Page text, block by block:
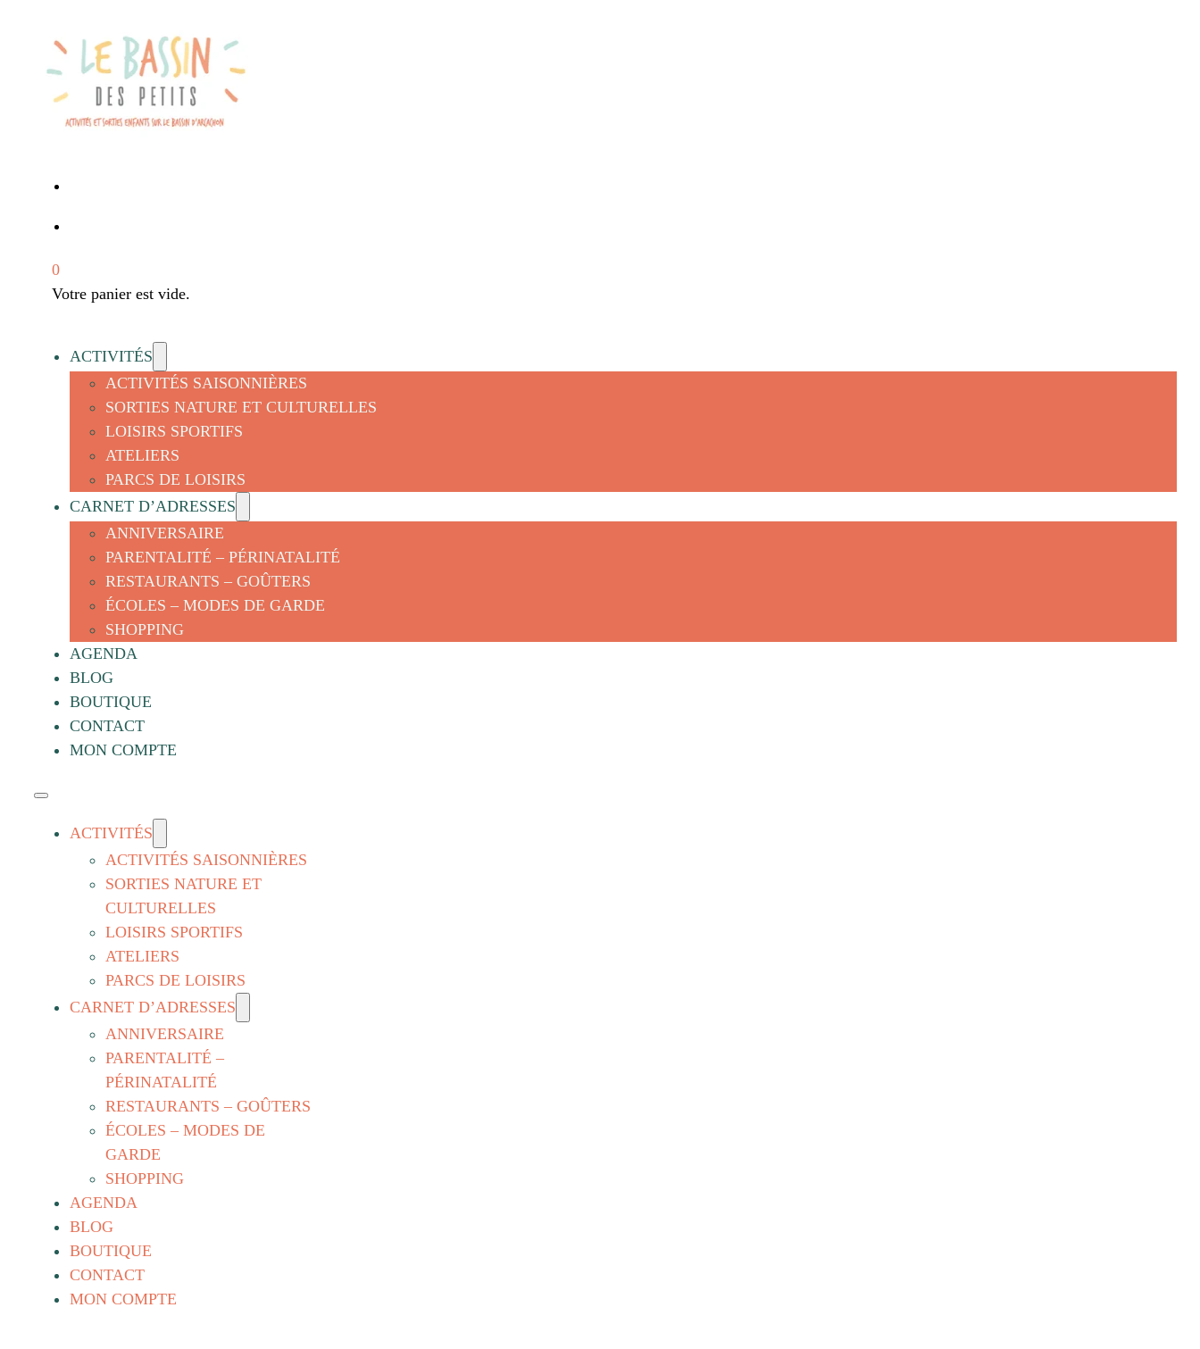
0
Votre panier est vide.
ACTIVITÉS
ACTIVITÉS SAISONNIÈRES
SORTIES NATURE ET CULTURELLES
LOISIRS SPORTIFS
ATELIERS
PARCS DE LOISIRS
CARNET D’ADRESSES
ANNIVERSAIRE
PARENTALITÉ – PÉRINATALITÉ
RESTAURANTS – GOÛTERS
ÉCOLES – MODES DE GARDE
SHOPPING
AGENDA
BLOG
BOUTIQUE
CONTACT
MON COMPTE
ACTIVITÉS
ACTIVITÉS SAISONNIÈRES
SORTIES NATURE ET
CULTURELLES
LOISIRS SPORTIFS
ATELIERS
PARCS DE LOISIRS
CARNET D’ADRESSES
ANNIVERSAIRE
PARENTALITÉ –
PÉRINATALITÉ
RESTAURANTS – GOÛTERS
ÉCOLES – MODES DE
GARDE
SHOPPING
AGENDA
BLOG
BOUTIQUE
CONTACT
MON COMPTE